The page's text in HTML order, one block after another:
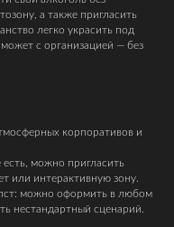
а также пригласить
легко украсить под
с организацией — без
корпоративов и
можно пригласить
или интерактивную зону.
можно оформить в любом
нестандартный сценарий.